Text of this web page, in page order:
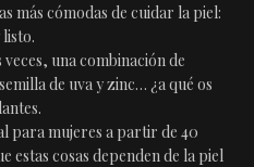
más cómodas de cuidar la piel:
una combinación de
de uva y zinc… ¿a qué os
para mujeres a partir de 40
estas cosas dependen de la piel